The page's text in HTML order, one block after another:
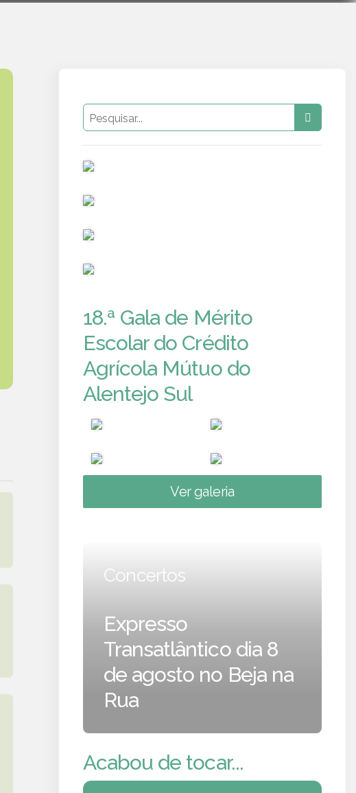
18.ª Gala de Mérito
Escolar do Crédito
Agrícola Mútuo do
Alentejo Sul
Ver galeria
Concertos
Expresso
Transatlântico dia 8
de agosto no Beja na
Rua
Acabou de tocar...